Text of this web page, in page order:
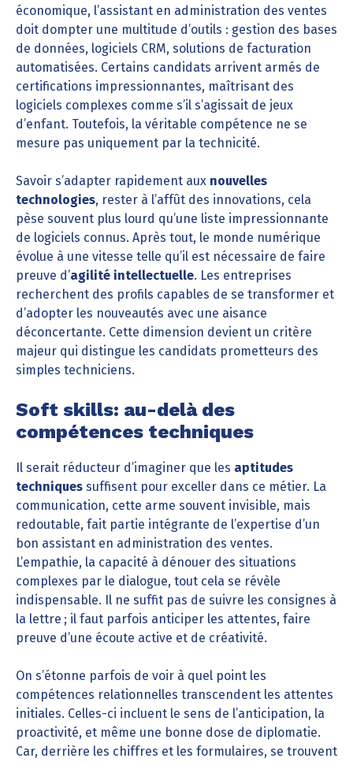
économique, l’assistant en administration des ventes
doit dompter une multitude d’outils : gestion des bases
de données, logiciels CRM, solutions de facturation
automatisées. Certains candidats arrivent armés de
certifications impressionnantes, maîtrisant des
logiciels complexes comme s’il s’agissait de jeux
d’enfant. Toutefois, la véritable compétence ne se
mesure pas uniquement par la technicité.
Savoir s’adapter rapidement aux nouvelles
technologies, rester à l’affût des innovations, cela
pèse souvent plus lourd qu’une liste impressionnante
de logiciels connus. Après tout, le monde numérique
évolue à une vitesse telle qu’il est nécessaire de faire
preuve d’agilité intellectuelle. Les entreprises
recherchent des profils capables de se transformer et
d’adopter les nouveautés avec une aisance
déconcertante. Cette dimension devient un critère
majeur qui distingue les candidats prometteurs des
simples techniciens.
Soft skills: au-delà des
compétences techniques
Il serait réducteur d’imaginer que les aptitudes
techniques suffisent pour exceller dans ce métier. La
communication, cette arme souvent invisible, mais
redoutable, fait partie intégrante de l’expertise d’un
bon assistant en administration des ventes.
L’empathie, la capacité à dénouer des situations
complexes par le dialogue, tout cela se révèle
indispensable. Il ne suffit pas de suivre les consignes à
la lettre ; il faut parfois anticiper les attentes, faire
preuve d’une écoute active et de créativité.
On s’étonne parfois de voir à quel point les
compétences relationnelles transcendent les attentes
initiales. Celles-ci incluent le sens de l’anticipation, la
proactivité, et même une bonne dose de diplomatie.
Car, derrière les chiffres et les formulaires, se trouvent